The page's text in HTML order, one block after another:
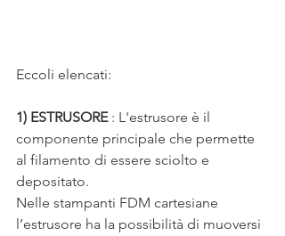
Eccoli elencati:
1) ESTRUSORE : L'estrusore è il
componente principale che permette
al filamento di essere sciolto e
depositato.
Nelle stampanti FDM cartesiane
l’estrusore ha la possibilità di muoversi